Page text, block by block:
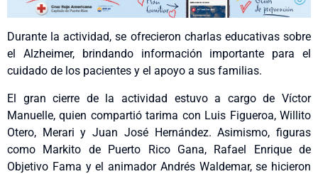
Durante la actividad, se ofrecieron charlas educativas sobre
el Alzheimer, brindando información importante para el
cuidado de los pacientes y el apoyo a sus familias.
El gran cierre de la actividad estuvo a cargo de Víctor
Manuelle, quien compartió tarima con Luis Figueroa, Willito
Otero, Merari y Juan José Hernández. Asimismo, figuras
como Markito de Puerto Rico Gana, Rafael Enrique de
Objetivo Fama y el animador Andrés Waldemar, se hicieron